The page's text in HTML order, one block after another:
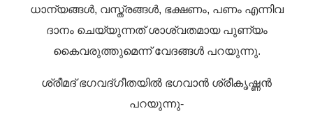
ധാന്യങ്ങൾ, വസ്ത്രങ്ങൾ, ഭക്ഷണം, പണം എന്നിവ
ദാനം ചെയ്യുന്നത് ശാശ്വതമായ പുണ്യം
കൈവരുത്തുമെന്ന് വേദങ്ങൾ പറയുന്നു.
ശ്രീമദ് ഭഗവദ്ഗീതയിൽ ഭഗവാൻ ശ്രീകൃഷ്ണൻ
പറയുന്നു-